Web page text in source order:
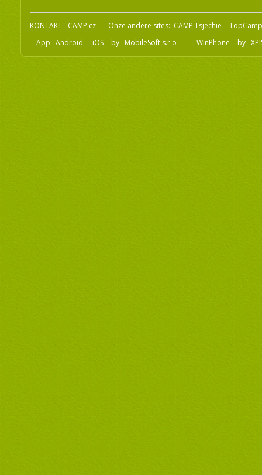
KONTAKT - CAMP.cz Onze andere sites: CAMP Tsjechië
App: Android iOS by MobileSoft s.r.o WinPhone by